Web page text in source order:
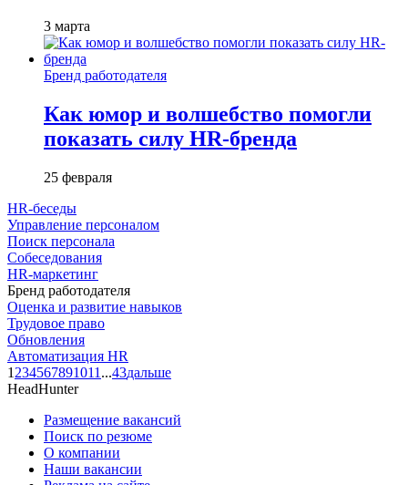
3 марта
Бренд работодателя
Как юмор и волшебство помогли
показать силу HR-бренда
25 февраля
HR-беседы
Управление персоналом
Поиск персонала
Собеседования
HR-маркетинг
Бренд работодателя
Оценка и развитие навыков
Трудовое право
Обновления
Автоматизация HR
1 234567891011 ...43дальше
HeadHunter
Размещение вакансий
Поиск по резюме
О компании
Наши вакансии